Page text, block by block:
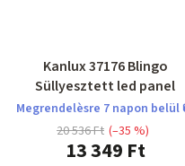
Kanlux 37176 Blingo
Süllyesztett led panel
Megrendelèsre 7 napon belül
13 349 Ft
20 536 Ft (–35 %)